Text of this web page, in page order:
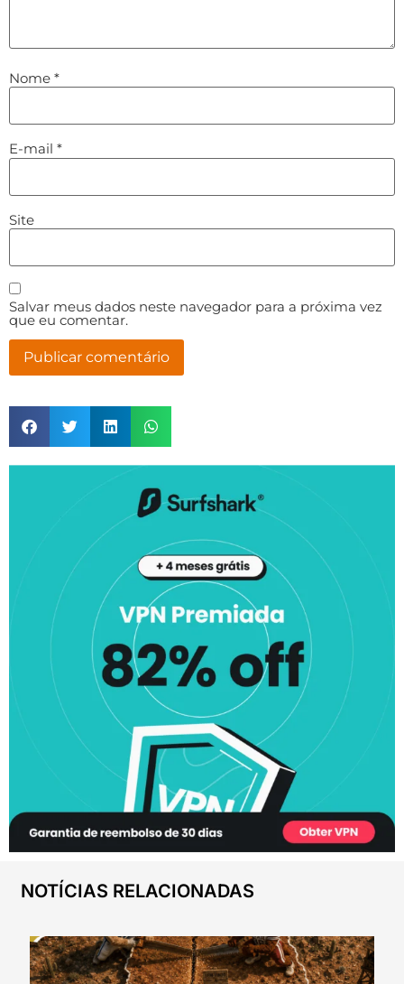
Nome *
E-mail *
Site
Salvar meus dados neste navegador para a próxima vez
que eu comentar.
NOTÍCIAS RELACIONADAS